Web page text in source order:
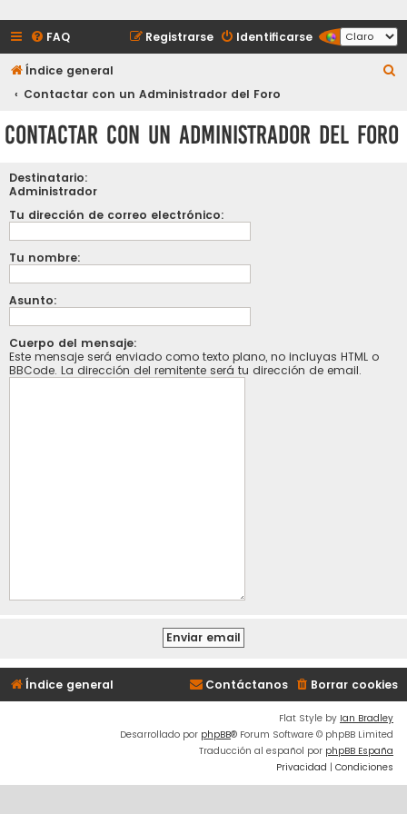
FAQ Identificarse
Registrarse
Índice general
Contactar con un Administrador del Foro
c
Contactar con un Administrador del Foro
Destinatario:
Administrador
Tu dirección de correo electrónico:
Tu nombre:
Asunto:
Cuerpo del mensaje:
Este mensaje será enviado como texto plano, no incluyas HTML o
BBCode. La dirección del remitente será tu dirección de email.
Índice general Borrar cookies
Contáctanos
Flat Style by Ian Bradley
Desarrollado por phpBB® Forum Software © phpBB Limited
Traducción al español por phpBB España
Privacidad | Condiciones